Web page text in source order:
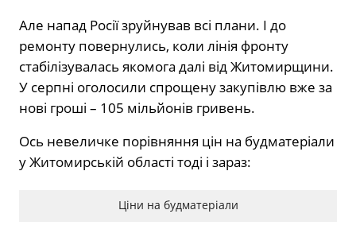
Але напад Росії зруйнував всі плани. І до
ремонту повернулись, коли лінія фронту
стабілізувалась якомога далі від Житомирщини.
У серпні оголосили спрощену закупівлю вже за
нові гроші – 105 мільйонів гривень.
Ось невеличке порівняння цін на будматеріали
у Житомирській області тоді і зараз:
Ціни на будматеріали